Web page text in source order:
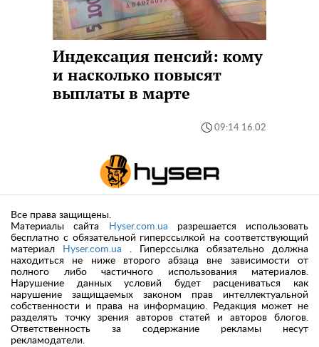
Индексация пенсий: кому
и насколько повысят
выплаты в марте
09:14 16.02
Все права защищены.
Материалы сайта
Hyser.com.ua разрешается использовать
бесплатно с обязательной гиперссылкой на соответствующий
материал
Hyser.com.ua . Гиперссылка обязательно должна
находиться не ниже второго абзаца вне зависимости от
полного либо частичного использования материалов.
Нарушение данных условий будет расцениваться как
нарушение защищаемых законом прав интеллектуальной
собственности и права на информацию. Редакция может не
разделять точку зрения авторов статей и авторов блогов.
Ответственность за содержание рекламы несут
рекламодатели.